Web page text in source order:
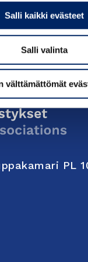
Salli kaikki evästeet
Salli valinta
välttämättömät
PL